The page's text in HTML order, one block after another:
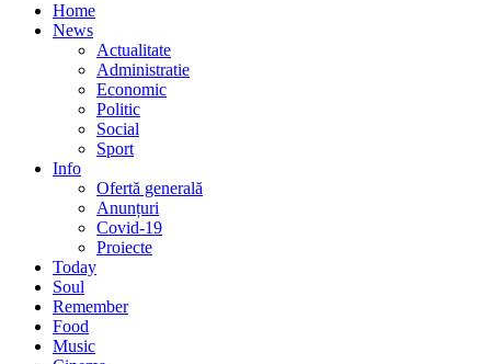
Home
News
Actualitate
Administratie
Economic
Politic
Social
Sport
Info
Ofertă generală
Anunțuri
Covid-19
Proiecte
Today
Soul
Remember
Food
Music